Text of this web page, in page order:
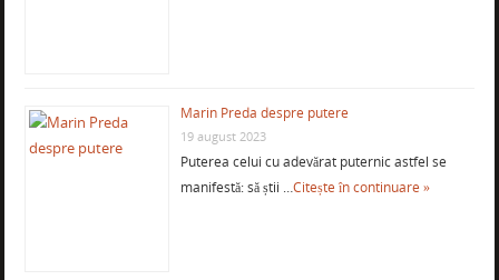
Marin Preda despre putere
19 august 2023
Puterea celui cu adevărat puternic astfel se
manifestă: să știi …Citește în continuare »